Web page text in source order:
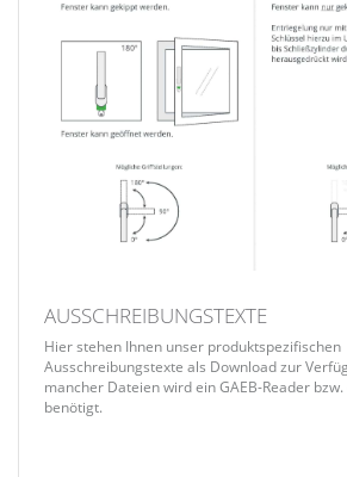
AUSSCHREIBUNGSTEXTE
Hier stehen Ihnen unser produktspezifischen
Ausschreibungstexte als Download zur
mancher Dateien wird ein GAEB-Reader bzw.
benötigt.